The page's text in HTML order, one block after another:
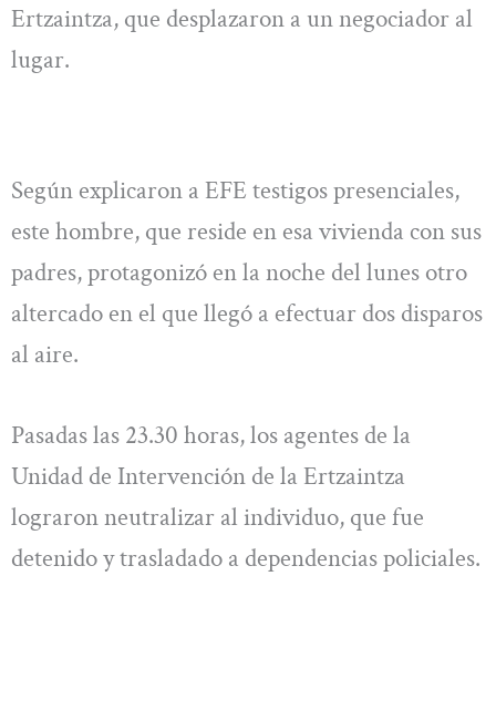
Ertzaintza, que desplazaron a un negociador al
lugar.
Según explicaron a EFE testigos presenciales,
este hombre, que reside en esa vivienda con sus
padres, protagonizó en la noche del lunes otro
altercado en el que llegó a efectuar dos disparos
al aire.
Pasadas las 23.30 horas, los agentes de la
Unidad de Intervención de la Ertzaintza
lograron neutralizar al individuo, que fue
detenido y trasladado a dependencias policiales.